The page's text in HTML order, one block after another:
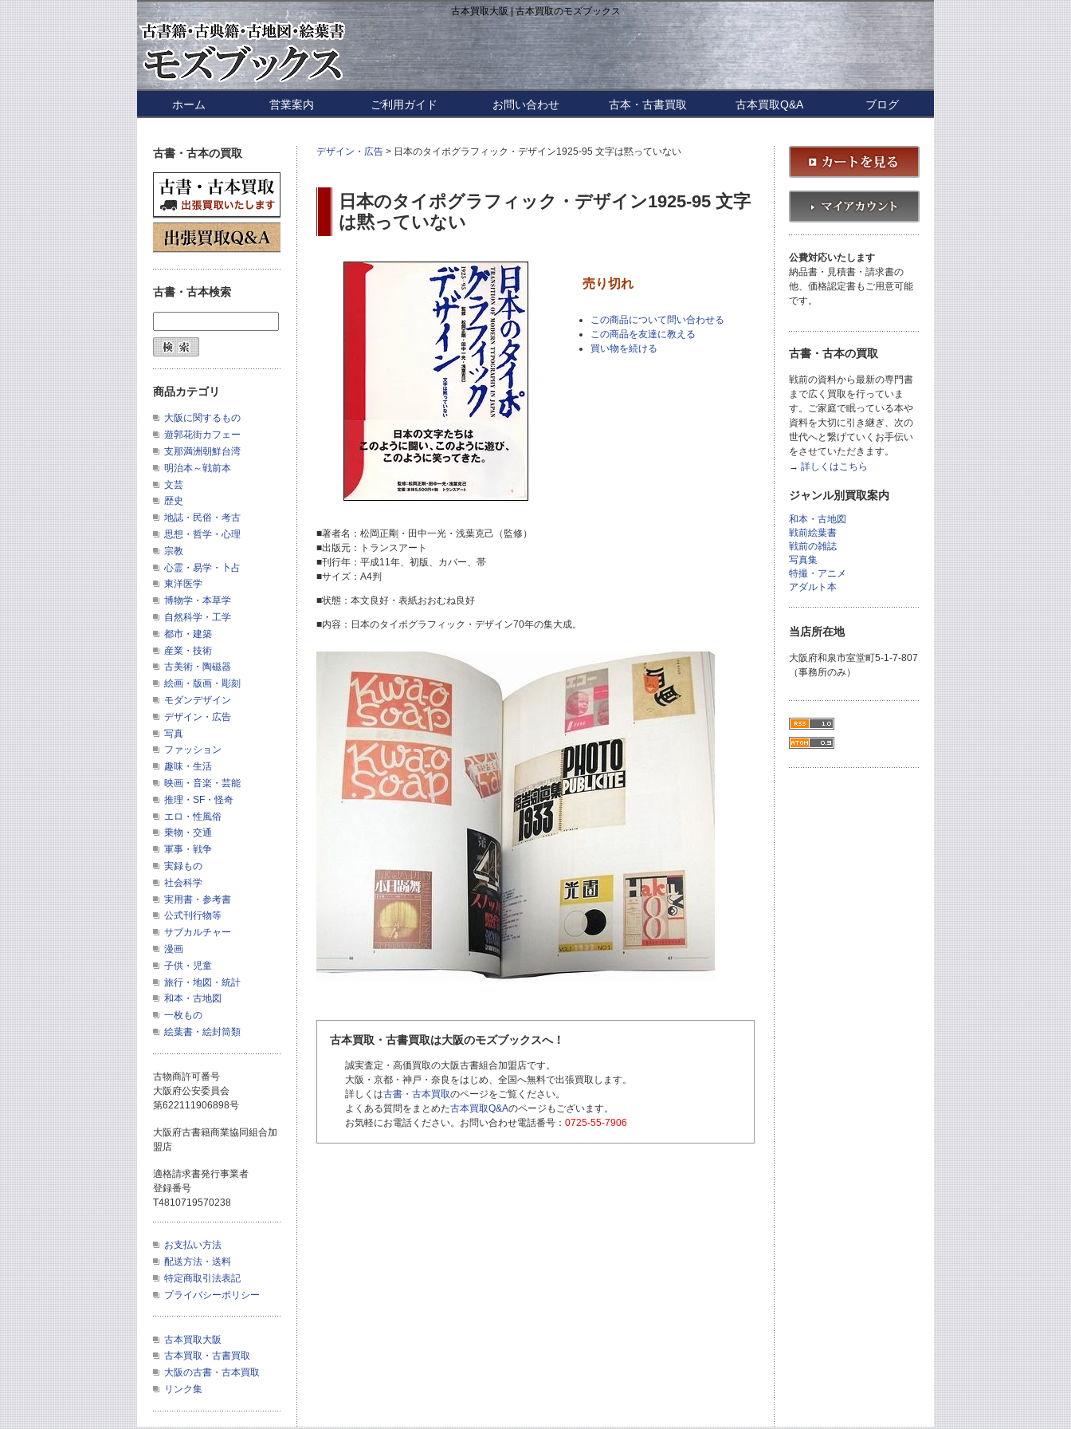
古本買取大阪 | 古本買取のモズブックス
ホーム 営業案内 ご利用ガイド お問い合わせ 古本・古書買取 古本買取Q&A ブログ
デザイン・広告 > 日本のタイポグラフィック・デザイン1925-95 文字は黙っていない
日本のタイポグラフィック・デザイン1925-95 文字
は黙っていない
売り切れ
この商品について問い合わせる
この商品を友達に教える
買い物を続ける
■著者名：松岡正剛・田中一光・浅葉克己（監修）
■出版元：トランスアート
■刊行年：平成11年、初版、カバー、帯
■サイズ：A4判
■状態：本文良好・表紙おおむね良好
■内容：日本のタイポグラフィック・デザイン70年の集大成。
古本買取・古書買取は大阪のモズブックスへ！
誠実査定・高価買取の大阪古書組合加盟店です。
大阪・京都・神戸・奈良をはじめ、全国へ無料で出張買取します。
詳しくは古書・古本買取のページをご覧ください。
よくある質問をまとめた古本買取Q&Aのページもございます。
お気軽にお電話ください。お問い合わせ電話番号： 0725-55-7906
古書・古本の買取
古書・古本検索
商品カテゴリ
大阪に関するもの
遊郭花街カフェー
支那満洲朝鮮台湾
明治本～戦前本
文芸
歴史
地誌・民俗・考古
思想・哲学・心理
宗教
心霊・易学・卜占
東洋医学
博物学・本草学
自然科学・工学
都市・建築
産業・技術
古美術・陶磁器
絵画・版画・彫刻
モダンデザイン
デザイン・広告
写真
ファッション
趣味・生活
映画・音楽・芸能
推理・SF・怪奇
エロ・性風俗
乗物・交通
軍事・戦争
実録もの
社会科学
実用書・参考書
公式刊行物等
サブカルチャー
漫画
子供・児童
旅行・地図・統計
和本・古地図
一枚もの
絵葉書・絵封筒類
古物商許可番号
大阪府公安委員会
第622111906898号
大阪府古書籍商業協同組合加
盟店
適格請求書発行事業者
登録番号
T4810719570238
お支払い方法
配送方法・送料
特定商取引法表記
プライバシーポリシー
古本買取大阪
古本買取・古書買取
大阪の古書・古本買取
リンク集
公費対応いたします
納品書・見積書・請求書の
他、価格認定書もご用意可能
です。
古書・古本の買取
戦前の資料から最新の専門書
まで広く買取を行っていま
す。ご家庭で眠っている本や
資料を大切に引き継ぎ、次の
世代へと繋げていくお手伝い
をさせていただきます。
→ 詳しくはこちら
ジャンル別買取案内
和本・古地図
戦前絵葉書
戦前の雑誌
写真集
特撮・アニメ
アダルト本
当店所在地
大阪府和泉市室堂町5-1-7-807
（事務所のみ）